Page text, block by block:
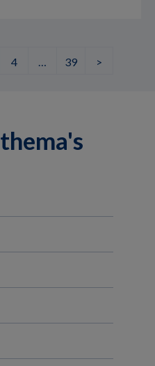
4 … 39 >
thema's